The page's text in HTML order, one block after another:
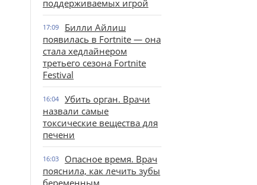
поддерживаемых игрой
17:09
Билли Айлиш
появилась в Fortnite — она
стала хедлайнером
третьего сезона Fortnite
Festival
16:04
Убить орган. Врачи
назвали самые
токсические вещества для
печени
16:03
Опасное время. Врач
пояснила, как лечить зубы
беременным